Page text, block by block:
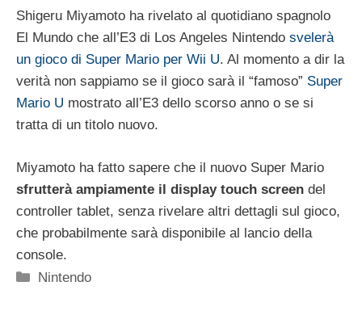
Shigeru Miyamoto ha rivelato al quotidiano spagnolo
El Mundo che all’E3 di Los Angeles Nintendo svelerà
un gioco di Super Mario per Wii U. Al momento a dir la
verità non sappiamo se il gioco sarà il “famoso” Super
Mario U mostrato all’E3 dello scorso anno o se si
tratta di un titolo nuovo.
Miyamoto ha fatto sapere che il nuovo Super Mario
sfrutterà ampiamente il display touch screen del
controller tablet, senza rivelare altri dettagli sul gioco,
che probabilmente sarà disponibile al lancio della
console.
Categorie
Nintendo